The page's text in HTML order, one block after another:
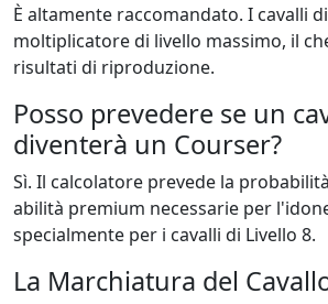
È altamente raccomandato. I cavalli
moltiplicatore di livello massimo, il
risultati di riproduzione.
Posso prevedere se un
diventerà un Courser?
Sì. Il calcolatore prevede la
abilità premium necessarie per
specialmente per i cavalli di Livello 8.
La Marchiatura del